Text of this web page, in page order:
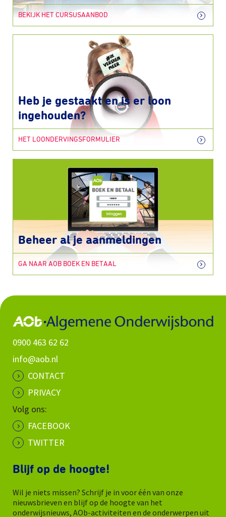
BEKIJK HET CURSUSAANBOD
Heb je gestaakt en is er loon
ingehouden?
HET LOONDERVINGSFORMULIER
Beheer al je aanmeldingen
GA NAAR AOB BOEK EN BETAAL
0900 463 62 62
info@aob.nl
CONTACT
PRIVACY
Volg ons:
FACEBOOK
TWITTER
Blijf op de hoogte!
Wil je niets missen? Schrijf je in voor één van onze
nieuwsbrieven en blijf op de hoogte van het
onderwijsnieuws, AOb-activiteiten en de onderwerpen uit